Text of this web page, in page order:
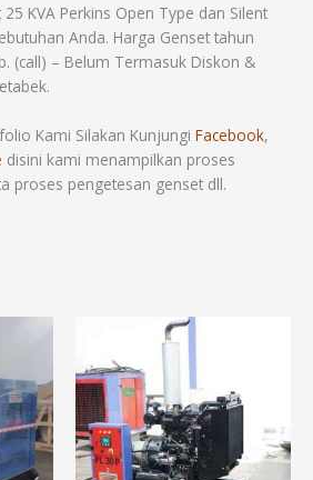
KVA Perkins Open Type dan Silent
Anda. Harga Genset tahun
(call) – Belum Termasuk Diskon &
Kami Silakan Kunjungi Facebook,
disini kami menampilkan proses
proses pengetesan genset dll.